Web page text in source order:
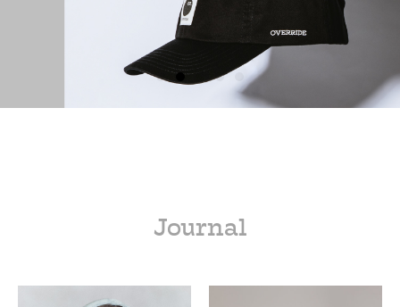
Journal